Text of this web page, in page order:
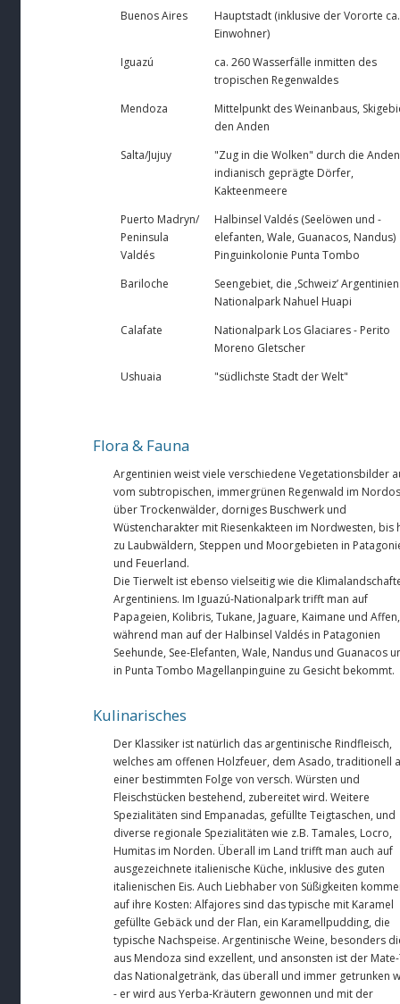
Buenos Aires
Hauptstadt (inklusive der Vororte
Einwohner)
Iguazú
ca. 260 Wasserfälle inmitten des
tropischen Regenwaldes
Mendoza
Mittelpunkt des Weinanbaus,
den Anden
Salta/Jujuy
"Zug in die Wolken" durch die
indianisch geprägte Dörfer,
Kakteenmeere
Puerto Madryn/
Peninsula
Valdés
Halbinsel Valdés (Seelöwen und -
elefanten, Wale, Guanacos, Nandus)
Pinguinkolonie Punta Tombo
Bariloche
Seengebiet, die ‚Schweiz’
Nationalpark Nahuel Huapi
Calafate
Nationalpark Los Glaciares - Perito
Moreno Gletscher
Ushuaia
"südlichste Stadt der Welt"
Flora & Fauna
Argentinien weist viele verschiedene Vegetationsbilder
vom subtropischen, immergrünen Regenwald im
über Trockenwälder, dorniges Buschwerk und
Wüstencharakter mit Riesenkakteen im Nordwesten, bis
zu Laubwäldern, Steppen und Moorgebieten in
und Feuerland.
Die Tierwelt ist ebenso vielseitig wie die
Argentiniens. Im Iguazú-Nationalpark trifft man auf
Papageien, Kolibris, Tukane, Jaguare, Kaimane und Affen,
während man auf der Halbinsel Valdés in Patagonien
Seehunde, See-Elefanten, Wale, Nandus und Guanacos
in Punta Tombo Magellanpinguine zu Gesicht bekommt.
Kulinarisches
Der Klassiker ist natürlich das argentinische Rindfleisch,
welches am offenen Holzfeuer, dem Asado, traditionell
einer bestimmten Folge von versch. Würsten und
Fleischstücken bestehend, zubereitet wird. Weitere
Spezialitäten sind Empanadas, gefüllte Teigtaschen, und
diverse regionale Spezialitäten wie z.B. Tamales, Locro,
Humitas im Norden. Überall im Land trifft man auch auf
ausgezeichnete italienische Küche, inklusive des guten
italienischen Eis. Auch Liebhaber von Süßigkeiten
auf ihre Kosten: Alfajores sind das typische mit Karamel
gefüllte Gebäck und der Flan, ein Karamellpudding, die
typische Nachspeise. Argentinische Weine, besonders
aus Mendoza sind exzellent, und ansonsten ist der
das Nationalgetränk, das überall und immer getrunken
- er wird aus Yerba-Kräutern gewonnen und mit der